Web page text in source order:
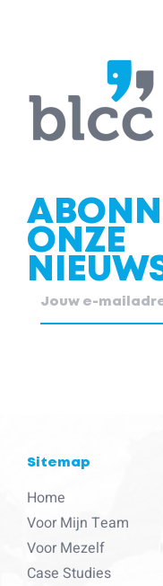
ONZE
Sitemap
Home
Voor Mijn Team
Voor Mezelf
Case Studies